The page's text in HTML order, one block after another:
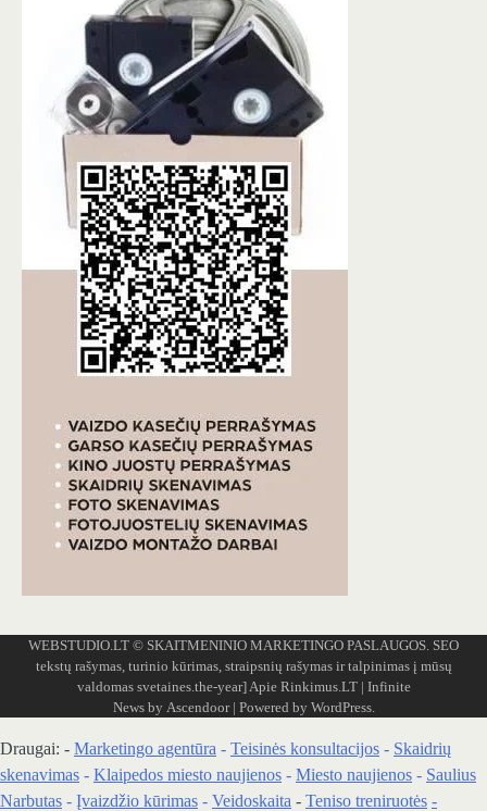
WEBSTUDIO.LT © SKAITMENINIO MARKETINGO PASLAUGOS. SEO
tekstų rašymas, turinio kūrimas, straipsnių rašymas ir talpinimas į mūsų
valdomas svetaines.the-year]Apie Rinkimus.LT| Infinite
News by Ascendoor| Powered by WordPress.
Draugai: - Marketingo agentūra - Teisinės konsultacijos - Skaidrių
skenavimas - Klaipedos miesto naujienos - Miesto naujienos - Saulius
Narbutas - Įvaizdžio kūrimas - Veidoskaita - Teniso treniruotės -